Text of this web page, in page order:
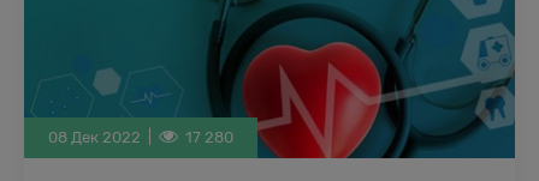
08 Дек 2022 | 17 280